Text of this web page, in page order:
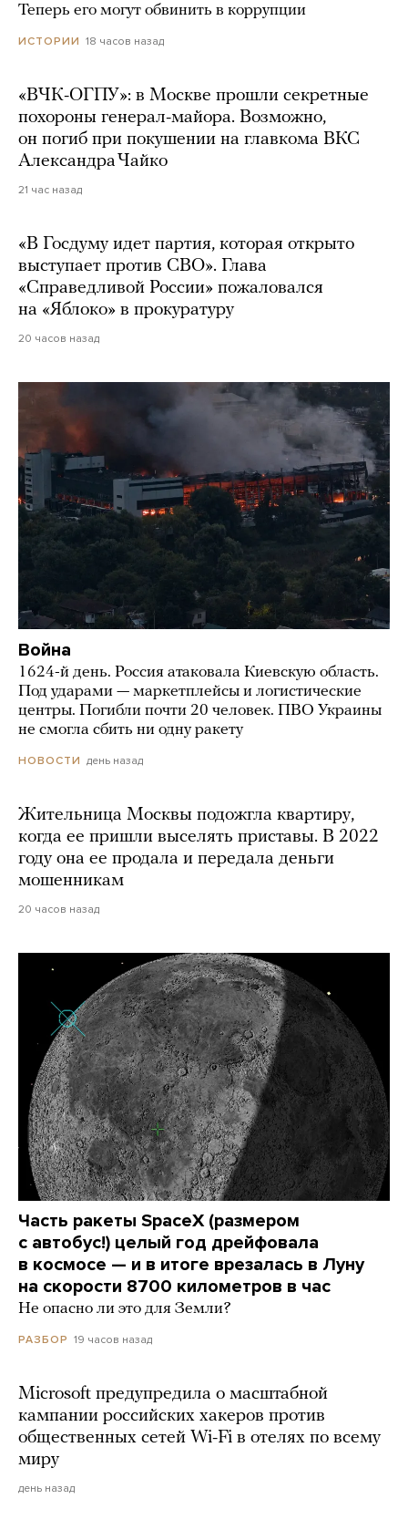
Теперь его могут обвинить в коррупции
ИСТОРИИ 18 часов назад
«ВЧК-ОГПУ»: в Москве прошли секретные
похороны генерал-майора. Возможно,
он погиб при покушении на главкома ВКС
Александра Чайко
21 час назад
«В Госдуму идет партия, которая открыто
выступает против СВО». Глава
«Справедливой России» пожаловался
на «Яблоко» в прокуратуру
20 часов назад
Война
1624-й день. Россия атаковала Киевскую область.
Под ударами — маркетплейсы и логистические
центры. Погибли почти 20 человек. ПВО Украины
не смогла сбить ни одну ракету
НОВОСТИ день назад
Жительница Москвы подожгла квартиру,
когда ее пришли выселять приставы. В 2022
году она ее продала и передала деньги
мошенникам
20 часов назад
Часть ракеты SpaceX (размером
с автобус!) целый год дрейфовала
в космосе — и в итоге врезалась в Луну
на скорости 8700 километров в час
Не опасно ли это для Земли?
РАЗБОР 19 часов назад
Microsoft предупредила о масштабной
кампании российских хакеров против
общественных сетей Wi-Fi в отелях по всему
миру
день назад